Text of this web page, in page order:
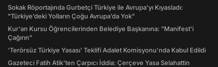
Sokak Röportajında Gurbetçi Türkiye ile Avrupa'yı Kıyasladı:
"Türkiye’deki Yolların Çoğu Avrupa’da Yok"
Kur'an Kursu Öğrencilerinden Belediye Başkanına: "Manifest’i
Çağırın"
‘Terörsüz Türkiye Yasası’ Teklifi Adalet Komisyonu'nda Kabul Edildi
Gazeteci Fatih Atik'ten Çarpıcı İddia: Çerçeve Yasa Selahattin